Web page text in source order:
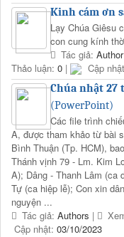
Kinh cám ơn
Lạy Chúa Giêsu
con cung kính
Tác giả: Author
Thảo luận: 0 | Cập
Chúa nhật 27
(PowerPoint)
Các file trình
A, được tham khảo từ bài
Bình Thuận (Tp. HCM),
Thánh vịnh 79 - Lm. Kim
A); Dâng - Thanh Lâm (ca
Tự (ca hiệp lễ); Con xin
nguyện ...
Tác giả: Authors |
Cập nhật: 03/10/2023